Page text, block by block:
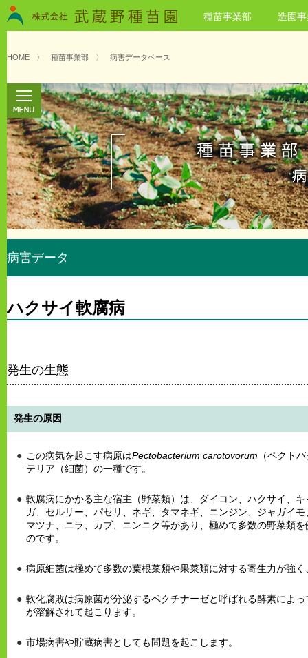
種苗事業部 造園
HOME 〉 種苗事業部 〉 病害データベース
病害データ
ハクサイ軟腐病
発生の生態
発生の原因
この病気を起こす病原はPectobacterium carotovorum （ペクト
テリア（細菌）の一種です。
軟腐病にかかる主な宿主（野菜類）は、ダイコン、ハクサイ、
ガ、セルリー、パセリ、ネギ、タマネギ、ニンジン、ジャガイ
マツナ、ニラ、カブ、ニンニク等があり、極めて多数の野菜類
のです。
病原細菌は極めて多数の葉根菜類や果菜類に対する寄生力が強
軟化腐敗は病原菌が分泌するペクチナーゼと呼ばれる酵素によ
が溶解されて起こります。
市場病害や貯蔵病害としても問題を起こします。